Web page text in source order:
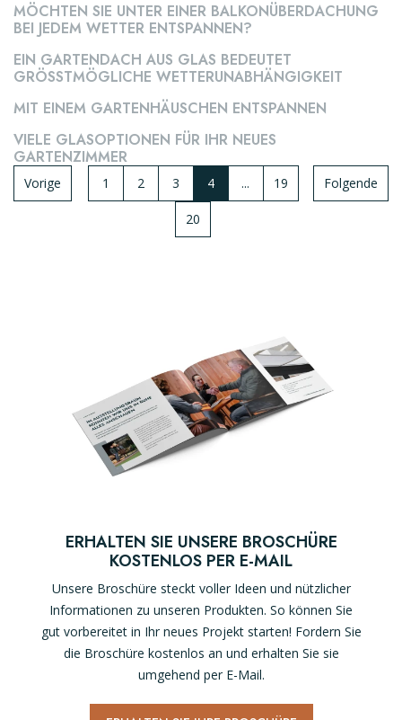
MÖCHTEN SIE UNTER EINER BALKONÜBERDACHUNG
BEI JEDEM WETTER ENTSPANNEN?
EIN GARTENDACH AUS GLAS BEDEUTET
GRÖSSTMÖGLICHE WETTERUNABHÄNGIGKEIT
MIT EINEM GARTENHÄUSCHEN ENTSPANNEN
GARTENZIMMER
VIELE GLASOPTIONEN FÜR IHR NEUES
GARTENZIMMER
Vorige 1 2 3 4 ... 19
20
Folgende
ERHALTEN SIE UNSERE BROSCHÜRE
KOSTENLOS PER E-MAIL
Unsere Broschüre steckt voller Ideen und nützlicher
Informationen zu unseren Produkten. So können Sie
gut vorbereitet in Ihr neues Projekt starten! Fordern Sie
die Broschüre kostenlos an und erhalten Sie sie
umgehend per E-Mail.